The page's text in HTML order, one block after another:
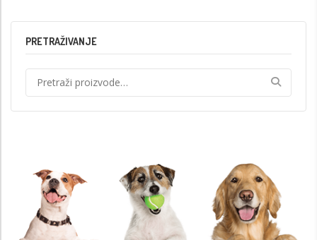
PRETRAŽIVANJE